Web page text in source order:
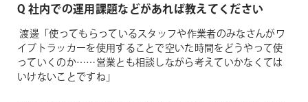
Q 社内での運用課題などがあれば教えてください
渡邊「使ってもらっているスタッフや作業者のみなさんがワ
イプトラッカーを使用することで空いた時間をどうやって使
っていくのか……営業とも相談しながら考えていかなくては
いけないことですね」